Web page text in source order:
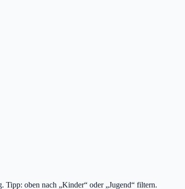
oben nach „Kinder“ oder „Jugend“ filtern.